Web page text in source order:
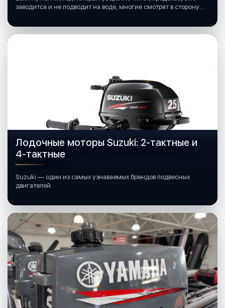
заводится и не подводит на воде, многие смотрят в сторону
Лодочные моторы Suzuki: 2-тактные и
4-тактные
Suzuki — один из самых узнаваемых брендов подвесных
двигателей.